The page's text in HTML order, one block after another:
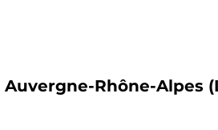
Auvergne-Rhône-Alpes